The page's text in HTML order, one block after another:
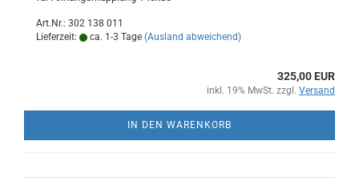
Art.Nr.: 302 138 011
Lieferzeit:
ca. 1-3 Tage (Ausland abweichend)
325,00 EUR
inkl. 19% MwSt. zzgl. Versand
IN DEN WARENKORB